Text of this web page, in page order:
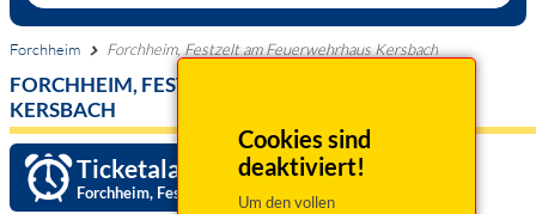
Cookies sind
deaktiviert!
Um den vollen
Forchheim Forchheim, Festzelt am Feuerwehrhaus Kersbach
FORCHHEIM, FESTZELT AM FEUERWEHRHAUS
KERSBACH
Ticketalarm einrichten »
Forchheim, Festzelt am Feuerwehrhaus Kersbach